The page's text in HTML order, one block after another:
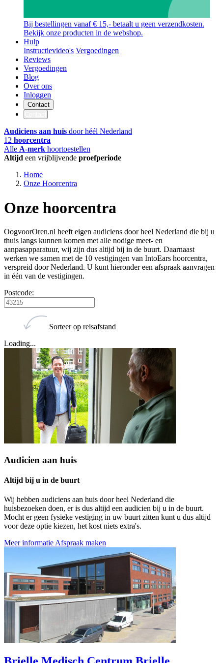
Bij bestellingen vanaf € 15,- betaalt u geen verzendkosten.
Bekijk onze producten in de webshop.
Hulp
Instructievideo's Vergoedingen
Reviews
Vergoedingen
Blog
Over ons
Inloggen
Contact
Audiciens aan huis door héél Nederland
12 hoorcentra
Alle A-merk hoortoestellen
Altijd een vrijblijvende proefperiode
Home
Onze Hoorcentra
Onze hoorcentra
OogvoorOren.nl heeft eigen audiciens door heel Nederland die bij u
thuis langs kunnen komen met alle nodige meet- en
aanpasapparatuur, wij zijn dus altijd bij in de buurt. Daarnaast
werken we samen met de 10 vestigingen van IntoEars hoorcentra,
verspreid door Nederland. U kunt hieronder een afspraak aanvragen
in één van de vestigingen.
Postcode:
Sorteer op reisafstand
Loading...
Audicien aan huis
Altijd bij u in de buurt
Wij hebben audiciens aan huis door heel Nederland die
huisbezoeken doen, er is dus altijd een audicien bij u in de buurt.
Mocht er geen fysieke vestiging in uw buurt zitten kunt u dus altijd
voor deze optie kiezen, het kost niets extra's.
Meer informatie Afspraak maken